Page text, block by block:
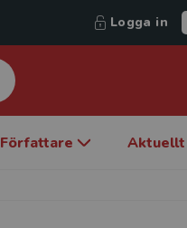
Logga in
Författare Aktuellt